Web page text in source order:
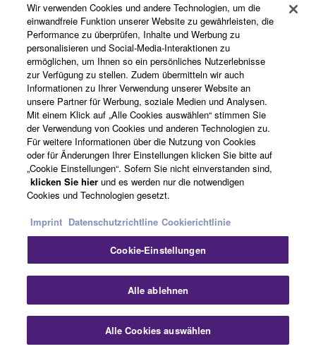
* Diese Funktion wird mit der ADECIA-Firmwareversion
3.0 und höher unterstützt.
Standardunterstützung für Dante-
Netzwerk-Audio, ermöglicht Dante-
Audio-/Steuersignale und PoE-
Stromversorgung über ein einziges
Netzwerkkabel
Downloads
Wir verwenden Cookies und andere Technologien, um die
einwandfreie Funktion unserer Website zu gewährleisten, die
Performance zu überprüfen, Inhalte und Werbung zu
personalisieren und Social-Media-Interaktionen zu
ermöglichen, um Ihnen so ein persönliches Nutzerlebnisse
zur Verfügung zu stellen. Zudem übermitteln wir auch
Informationen zu Ihrer Verwendung unserer Website an
unsere Partner für Werbung, soziale Medien und Analysen.
Mit einem Klick auf „Alle Cookies auswählen“ stimmen Sie
der Verwendung von Cookies und anderen Technologien zu.
Für weitere Informationen über die Nutzung von Cookies
oder für Änderungen Ihrer Einstellungen klicken Sie bitte auf
„Cookie Einstellungen“. Sofern Sie nicht einverstanden sind,
klicken Sie hier und es werden nur die notwendigen
Cookies und Technologien gesetzt.
Imprint Datenschutzrichtline Cookierichtlinie
Cookie-Einstellungen
Alle ablehnen
Alle Cookies auswählen